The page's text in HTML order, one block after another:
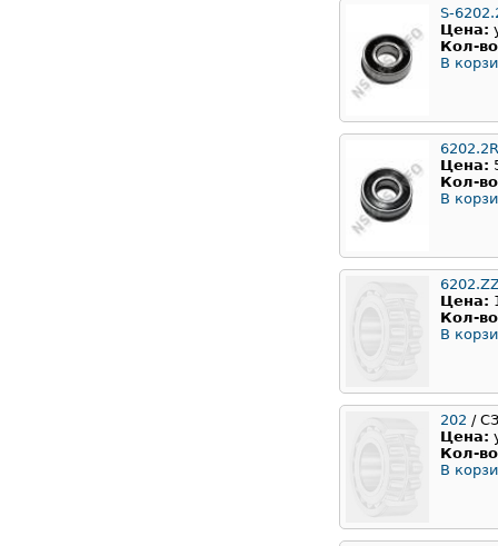
S-
Цена:
Кол-
В
Цена:
Кол-
В
Цена:
Кол-
В
202 /
Цена:
Кол-
В